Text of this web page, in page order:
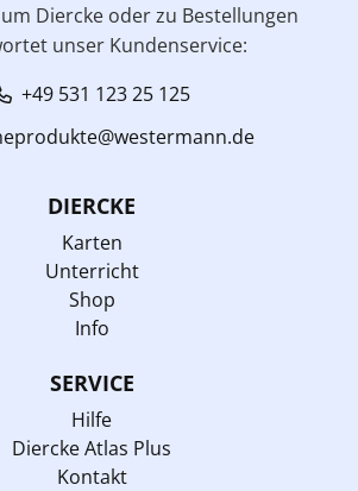
Diercke oder zu Bestellungen
unser Kundenservice:
+49 531 123 25 125
DIERCKE
Karten
Unterricht
Shop
Info
SERVICE
Hilfe
Diercke Atlas Plus
Kontakt